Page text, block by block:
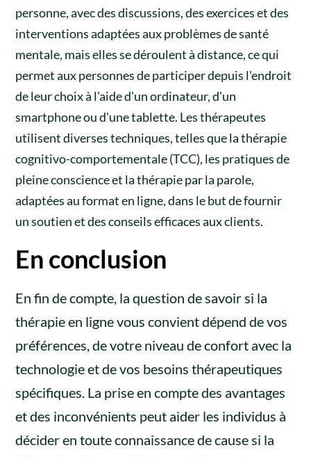
personne, avec des discussions, des exercices et des
interventions adaptées aux problèmes de santé
mentale, mais elles se déroulent à distance, ce qui
permet aux personnes de participer depuis l'endroit
de leur choix à l'aide d'un ordinateur, d'un
smartphone ou d'une tablette. Les thérapeutes
utilisent diverses techniques, telles que la thérapie
cognitivo-comportementale (TCC), les pratiques de
pleine conscience et la thérapie par la parole,
adaptées au format en ligne, dans le but de fournir
un soutien et des conseils efficaces aux clients.
En conclusion
En fin de compte, la question de savoir si la
thérapie en ligne vous convient dépend de vos
préférences, de votre niveau de confort avec la
technologie et de vos besoins thérapeutiques
spécifiques. La prise en compte des avantages
et des inconvénients peut aider les individus à
décider en toute connaissance de cause si la